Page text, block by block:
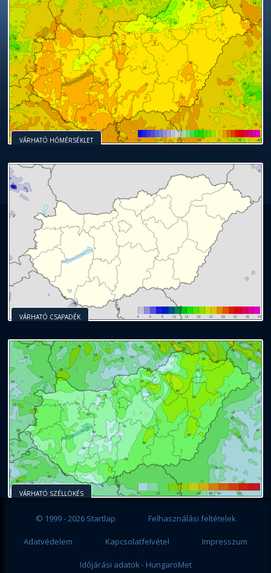
VÁRHATÓ HŐMÉRSÉKLET
VÁRHATÓ CSAPADÉK
VÁRHATÓ SZÉLLÖKÉS
© 1999 - 2026 Startlap Felhasználási feltételek
Adatvédelem Kapcsolatfelvétel Impresszum
Időjárási adatok - HungaroMet